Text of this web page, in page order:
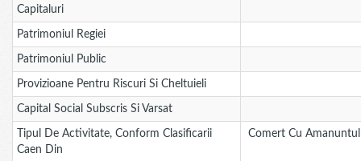
Capitaluri
Patrimoniul Regiei
Patrimoniul Public
Provizioane Pentru Riscuri Si Cheltuieli
Capital Social Subscris Si Varsat
Tipul De Activitate, Conform Clasificarii
Caen Din
Comert Cu